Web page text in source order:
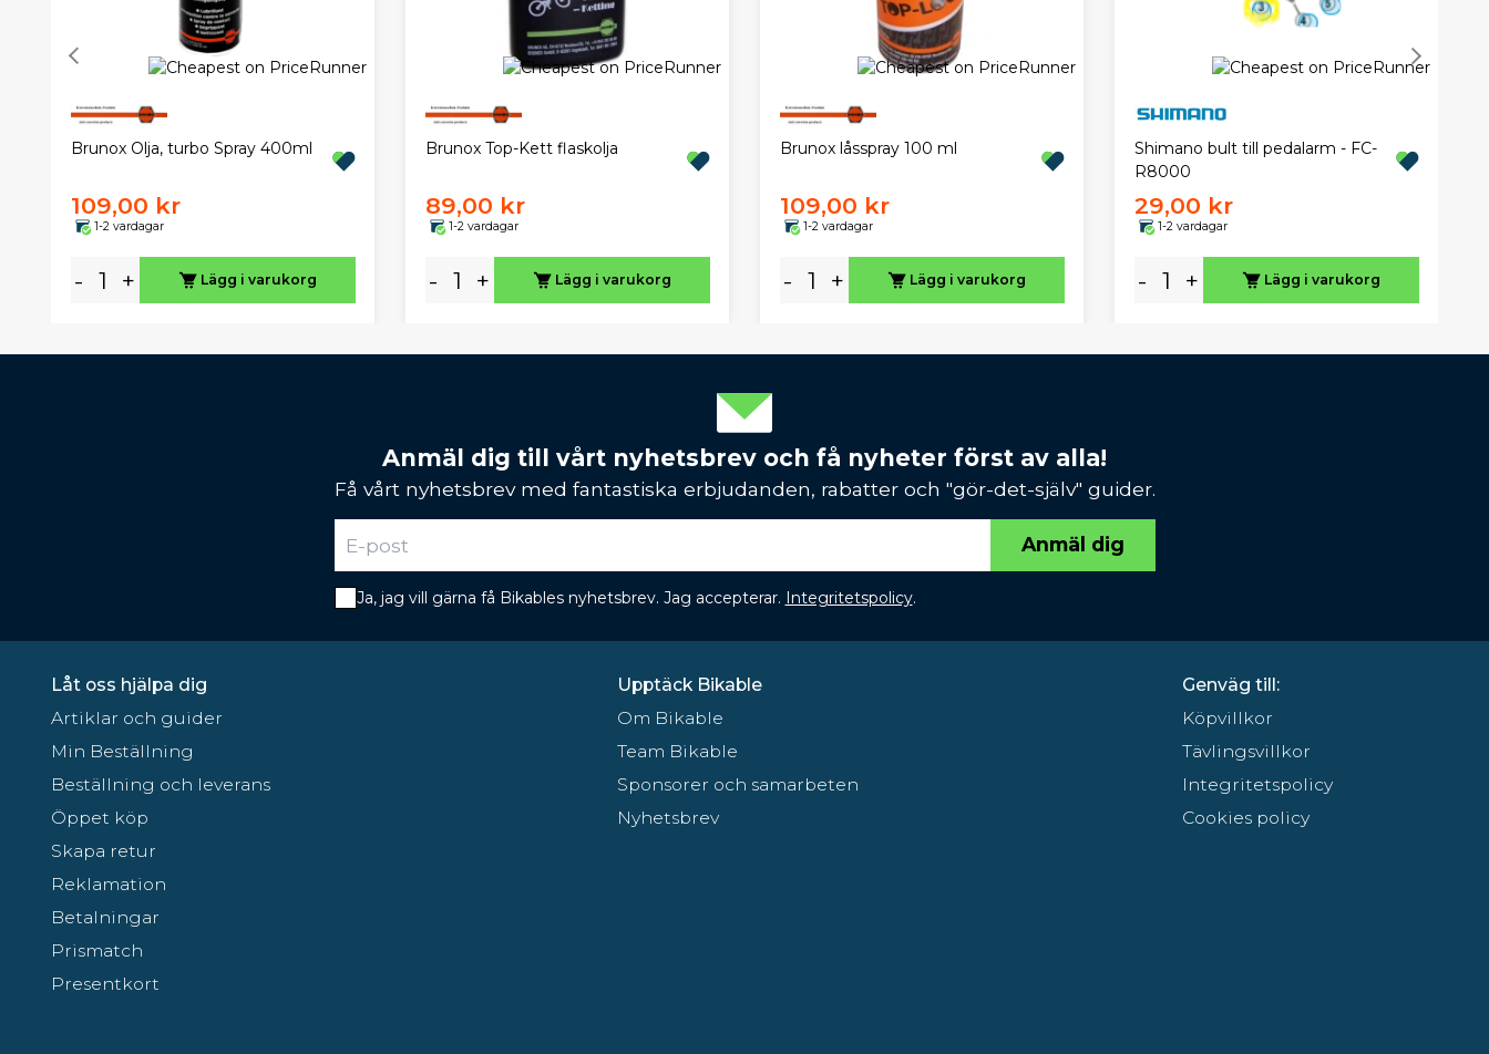
Brunox Olja, turbo Spray 400ml
109,00 kr
1-2 vardagar
- + Lägg i varukorg
Brunox Top-Kett flaskolja
89,00 kr
1-2 vardagar
- + Lägg i varukorg
Brunox låsspray 100 ml
109,00 kr
1-2 vardagar
- + Lägg i varukorg
Shimano bult till pedalarm - FC-
R8000
29,00 kr
1-2 vardagar
- + Lägg i varukorg
Anmäl dig till vårt nyhetsbrev och få nyheter först av alla!
Få vårt nyhetsbrev med fantastiska erbjudanden, rabatter och "gör-det-själv" guider.
Anmäl dig
Ja, jag vill gärna få Bikables nyhetsbrev. Jag accepterar. Integritetspolicy.
Låt oss hjälpa dig
Artiklar och guider
Min Beställning
Beställning och leverans
Öppet köp
Skapa retur
Reklamation
Betalningar
Prismatch
Presentkort
Upptäck Bikable
Om Bikable
Team Bikable
Sponsorer och samarbeten
Nyhetsbrev
Genväg till:
Köpvillkor
Tävlingsvillkor
Integritetspolicy
Cookies policy